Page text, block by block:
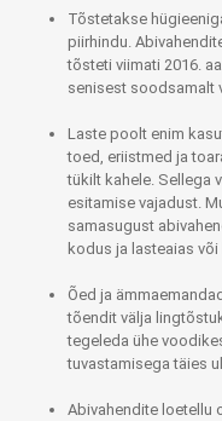
Tõstetakse
piirhindu.
tõsteti viimati 2016.
senisest soodsamalt
Laste poolt enim
toed, eriistmed ja
tükilt kahele. Sellega
esitamise vajadust.
samasugust
kodus ja lasteaias või
Õed ja
tõendit välja
tegeleda ühe
tuvastamisega täies
Abivahendite loetellu